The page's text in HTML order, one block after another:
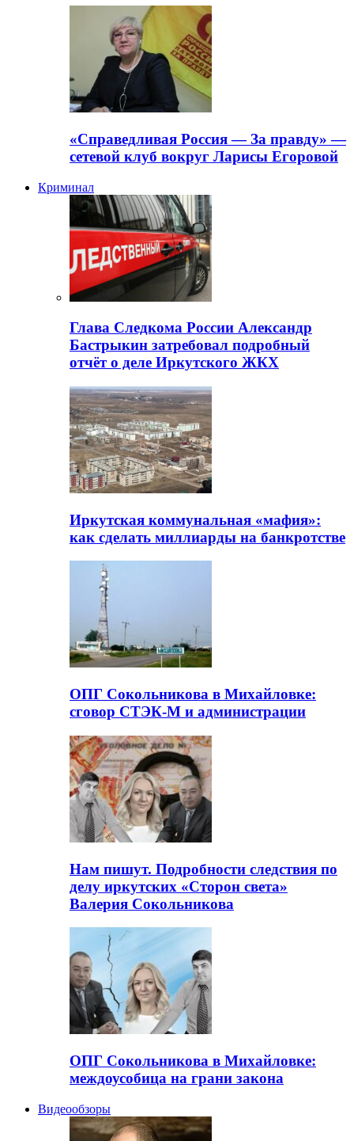
«Справедливая Россия — За правду» —
сетевой клуб вокруг Ларисы Егоровой
Криминал
Глава Следкома России Александр
Бастрыкин затребовал подробный
отчёт о деле Иркутского ЖКХ
Иркутская коммунальная «мафия»:
как сделать миллиарды на банкротстве
ОПГ Сокольникова в Михайловке:
сговор СТЭК-М и администрации
Нам пишут. Подробности следствия по
делу иркутских «Сторон света»
Валерия Сокольникова
ОПГ Сокольникова в Михайловке:
междоусобица на грани закона
Видеообзоры